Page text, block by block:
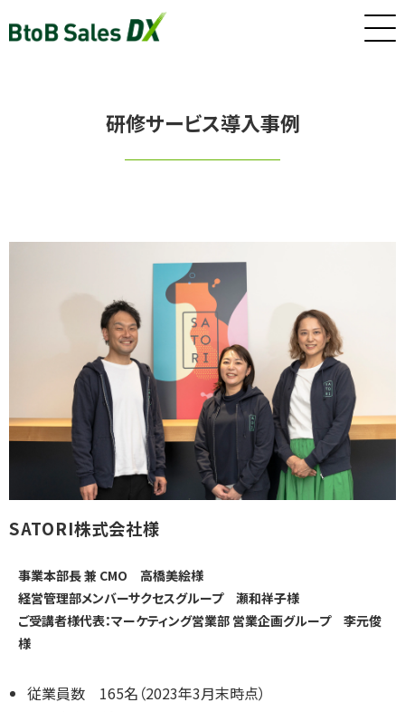
インサイドセールス/カスタマーサクセス早期戦力化人材（派
遣/準委任）
新卒・若手向けインサイドセールス研修・トレーニング
インサイドセールス 改善伴走プログラム
インサイドセールスBPO（業務委託/アウトソーシング）
捗可視化）
研修サービス導入事例
SATORI株式会社様
事業本部長 兼 CMO 高橋美絵様
経営管理部メンバーサクセスグループ 瀬和祥子様
ご受講者様代表：マーケティング営業部 営業企画グループ 李元俊
様
従業員数 165名（2023年3月末時点）